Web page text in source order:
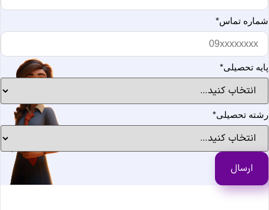
تماس *
تحصیلی *
تحصیلی *